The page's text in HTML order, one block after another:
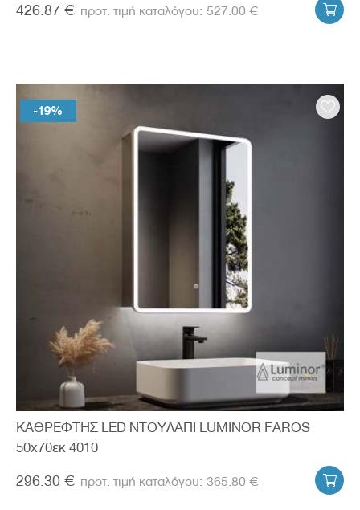
426.87 € 527.00 € 
-19%
ΚΑΘΡΕΦΤΗΣ LED ΝΤΟΥΛΑΠΙ LUMINOR FAROS
50x70εκ 4010
296.30 € 365.80 € 